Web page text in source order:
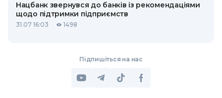
Нацбанк звернувся до банків із рекомендаціями
щодо підтримки підприємств
31.07 16:03 1498
Підпишіться на нас